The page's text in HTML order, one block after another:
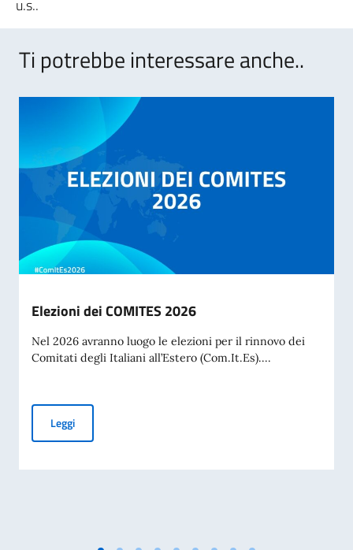
u.s..
Ti potrebbe interessare anche..
Elezioni dei COMITES 2026
Nel 2026 avranno luogo le elezioni per il rinnovo dei
Comitati degli Italiani all’Estero (Com.It.Es)....
LeggiElezioni dei COMITES 2026